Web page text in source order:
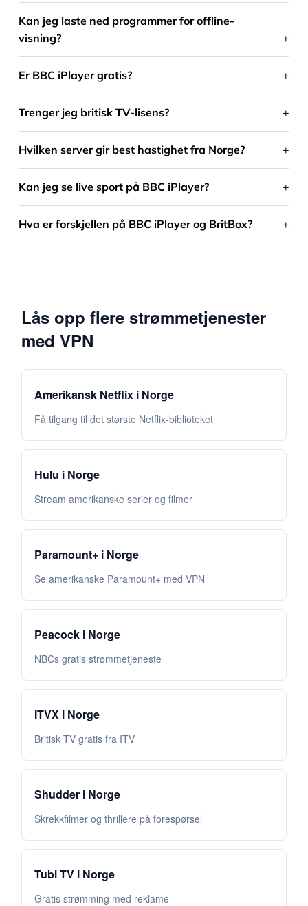
Kan jeg laste ned programmer for offline-
visning?
Er BBC iPlayer gratis?
Trenger jeg britisk TV-lisens?
Hvilken server gir best hastighet fra Norge?
Kan jeg se live sport på BBC iPlayer?
Hva er forskjellen på BBC iPlayer og BritBox?
Lås opp flere strømmetjenester
med VPN
Amerikansk Netflix i Norge
Få tilgang til det største Netflix-biblioteket
Hulu i Norge
Stream amerikanske serier og filmer
Paramount+ i Norge
Se amerikanske Paramount+ med VPN
Peacock i Norge
NBCs gratis strømmetjeneste
ITVX i Norge
Britisk TV gratis fra ITV
Shudder i Norge
Skrekkfilmer og thrillere på forespørsel
Tubi TV i Norge
Gratis strømming med reklame